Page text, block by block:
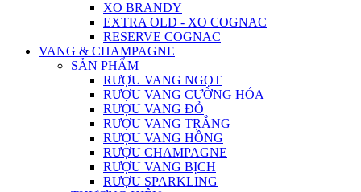
XO BRANDY
EXTRA OLD - XO COGNAC
RESERVE COGNAC
VANG & CHAMPAGNE
SẢN PHẨM
RƯỢU VANG NGỌT
RƯỢU VANG CƯỜNG HÓA
RƯỢU VANG ĐỎ
RƯỢU VANG TRẮNG
RƯỢU VANG HỒNG
RƯỢU CHAMPAGNE
RƯỢU VANG BỊCH
RƯỢU SPARKLING